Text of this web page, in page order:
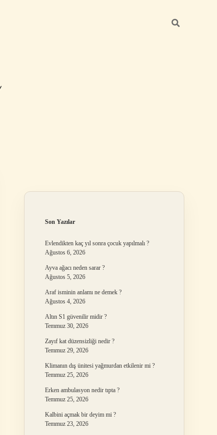
Son Yazılar
Evlendikten kaç yıl sonra çocuk yapılmalı ?
Ağustos 6, 2026
Ayva ağacı neden sarar ?
Ağustos 5, 2026
Araf isminin anlamı ne demek ?
Ağustos 4, 2026
Altın S1 güvenilir midir ?
Temmuz 30, 2026
Zayıf kat düzensizliği nedir ?
Temmuz 29, 2026
Klimanın dış ünitesi yağmurdan etkilenir mi ?
Temmuz 25, 2026
Erken ambulasyon nedir tıpta ?
Temmuz 25, 2026
Kalbini açmak bir deyim mi ?
Temmuz 23, 2026